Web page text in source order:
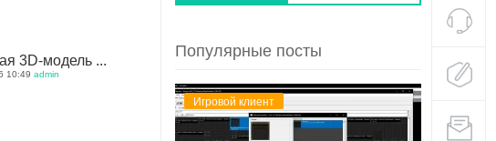
3D-модель ...
10:49 admin
Популярные посты
Игровой клиент